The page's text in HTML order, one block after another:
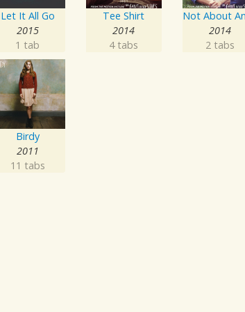
Let It All Go
2015
1 tab
Tee Shirt
2014
4 tabs
2014
2 tabs
Birdy
2011
11 tabs